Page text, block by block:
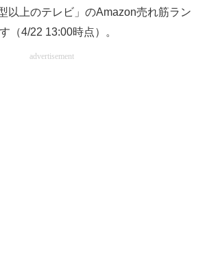
て選べる
以上のテレビ」のAmazon売れ筋ラン
（4/22 13:00時点）。
advertisement